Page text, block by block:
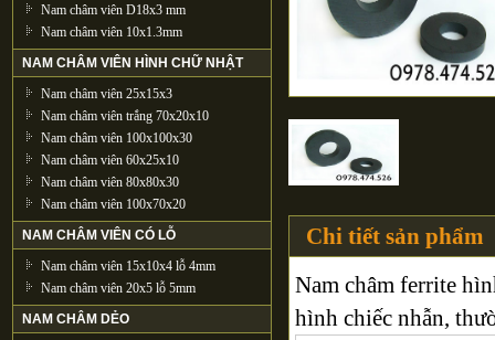
Nam châm viên D18x3 mm
Nam châm viên 10x1.3mm
NAM CHÂM VIÊN HÌNH CHỮ NHẬT
Nam châm viên 25x15x3
Nam châm viên trắng 70x20x10
Nam châm viên 100x100x30
Nam châm viên 60x25x10
Nam châm viên 80x80x30
Nam châm viên 100x70x20
NAM CHÂM VIÊN CÓ LỖ
Nam châm viên 15x10x4 lỗ 4mm
Nam châm viên 20x5 lỗ 5mm
NAM CHÂM DẺO
Chi tiết sản phẩm
Nam châm ferrite
hình chiếc nhẫn,